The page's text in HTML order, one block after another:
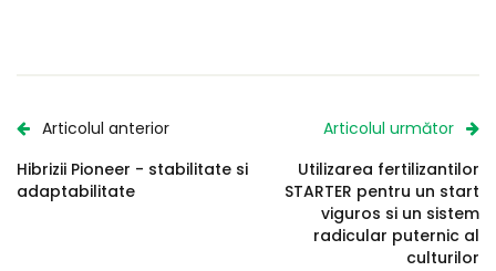
Articolul anterior
Hibrizii Pioneer - stabilitate si
adaptabilitate
Articolul următor
Utilizarea fertilizantilor
STARTER pentru un start
viguros si un sistem
radicular puternic al
culturilor